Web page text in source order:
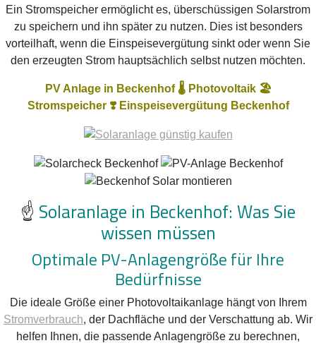
Ein Stromspeicher ermöglicht es, überschüssigen Solarstrom
zu speichern und ihn später zu nutzen. Dies ist besonders
vorteilhaft, wenn die Einspeisevergütung sinkt oder wenn Sie
den erzeugten Strom hauptsächlich selbst nutzen möchten.
PV Anlage in Beckenhof 🌡️ Photovoltaik 🏖️
Stromspeicher ❣️ Einspeisevergütung Beckenhof
☝️ Solaranlage in Beckenhof: Was Sie
wissen müssen
Optimale PV-Anlagengröße für Ihre
Bedürfnisse
Die ideale Größe einer Photovoltaikanlage hängt von Ihrem
Stromverbrauch, der Dachfläche und der Verschattung ab. Wir
helfen Ihnen, die passende Anlagengröße zu berechnen,